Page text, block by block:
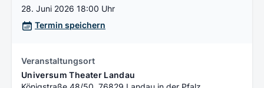
28. Juni 2026 18:00 Uhr
Termin speichern
Veranstaltungsort
Universum Theater Landau